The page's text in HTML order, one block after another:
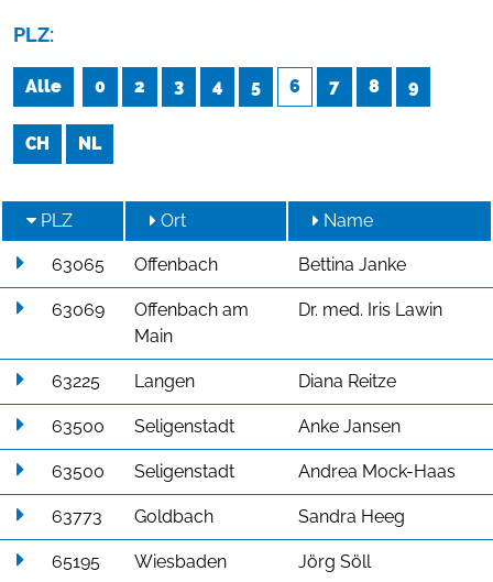
PLZ:
Alle 0 2 3 4 5 6 7 8 9
CH NL
PLZ Ort Name
63065 Offenbach Bettina Janke
63069
Offenbach am
Main
Dr. med. Iris Lawin
63225 Langen Diana Reitze
63500 Seligenstadt Anke Jansen
63500 Seligenstadt Andrea Mock-Haas
63773 Goldbach Sandra Heeg
65195 Wiesbaden Jörg Söll